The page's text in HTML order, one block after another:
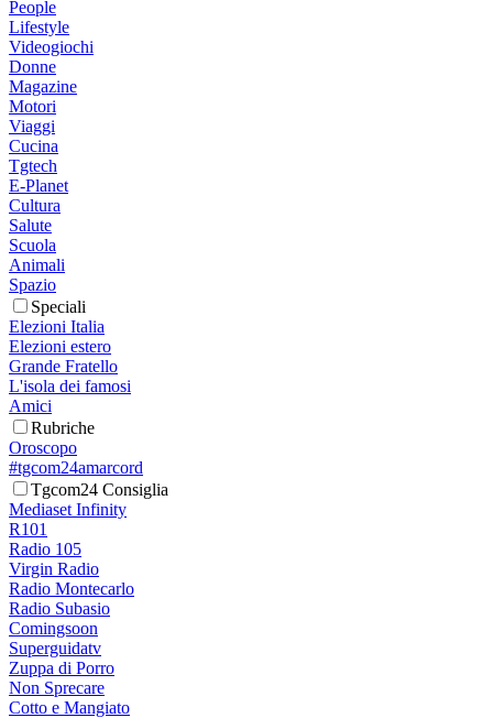
People
Lifestyle
Videogiochi
Donne
Magazine
Motori
Viaggi
Cucina
Tgtech
E-Planet
Cultura
Salute
Scuola
Animali
Spazio
Speciali
Elezioni Italia
Elezioni estero
Grande Fratello
L'isola dei famosi
Amici
Rubriche
Oroscopo
#tgcom24amarcord
Tgcom24 Consiglia
Mediaset Infinity
R101
Radio 105
Virgin Radio
Radio Montecarlo
Radio Subasio
Comingsoon
Superguidatv
Zuppa di Porro
Non Sprecare
Cotto e Mangiato